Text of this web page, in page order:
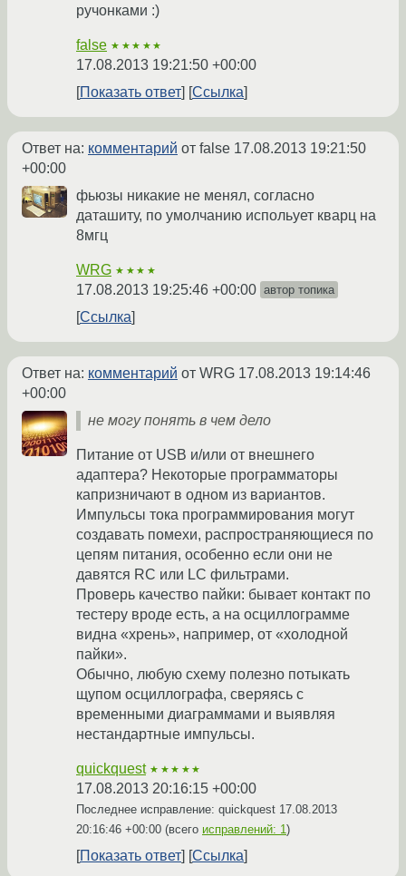
ручонками :)
false ★★★★★
17.08.2013 19:21:50 +00:00
Показать ответ
Ссылка
Ответ на: комментарий от false 17.08.2013 19:21:50
+00:00
фьюзы никакие не менял, согласно
даташиту, по умолчанию испольует кварц на
8мгц
WRG ★★★★
17.08.2013 19:25:46 +00:00 автор топика
Ссылка
Ответ на: комментарий от WRG 17.08.2013 19:14:46
+00:00
не могу понять в чем дело
Питание от USB и/или от внешнего
адаптера? Некоторые программаторы
капризничают в одном из вариантов.
Импульсы тока программирования могут
создавать помехи, распространяющиеся по
цепям питания, особенно если они не
давятся RC или LC фильтрами.
Проверь качество пайки: бывает контакт по
тестеру вроде есть, а на осциллограмме
видна «хрень», например, от «холодной
пайки».
Обычно, любую схему полезно потыкать
щупом осциллографа, сверяясь с
временными диаграммами и выявляя
нестандартные импульсы.
quickquest ★★★★★
17.08.2013 20:16:15 +00:00
Последнее исправление: quickquest 17.08.2013
20:16:46 +00:00 (всего исправлений: 1)
Показать ответ Ссылка